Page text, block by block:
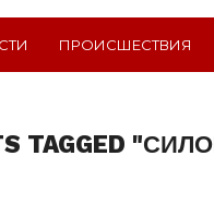
ПРОИСШЕСТВИЯ
TAGGED